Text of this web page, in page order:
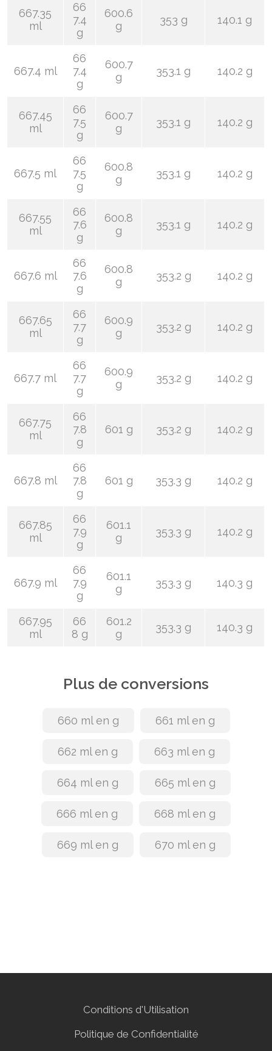
667.35
ml
66
7.4
g
600.6
g
353 g 140.1 g
667.4 ml
66
7.4
g
600.7
g
353.1 g 140.2 g
667.45
ml
66
7.5
g
600.7
g
353.1 g 140.2 g
667.5 ml
66
7.5
g
600.8
g
353.1 g 140.2 g
667.55
ml
66
7.6
g
600.8
g
353.1 g 140.2 g
667.6 ml
66
7.6
g
600.8
g
353.2 g 140.2 g
667.65
ml
66
7.7
g
600.9
g
353.2 g 140.2 g
667.7 ml
66
7.7
g
600.9
g
353.2 g 140.2 g
667.75
ml
66
7.8
g
601 g 353.2 g 140.2 g
667.8 ml
66
7.8
g
601 g 353.3 g 140.2 g
667.85
ml
66
7.9
g
601.1
g
353.3 g 140.2 g
667.9 ml
66
7.9
g
601.1
g
353.3 g 140.3 g
667.95
ml
66
8 g
601.2
g
353.3 g 140.3 g
Plus de conversions
660 ml en g 661 ml en g
662 ml en g 663 ml en g
664 ml en g 665 ml en g
666 ml en g 668 ml en g
669 ml en g 670 ml en g
Conditions d'Utilisation
Politique de Confidentialité